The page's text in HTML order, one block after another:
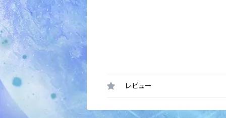
レビュー